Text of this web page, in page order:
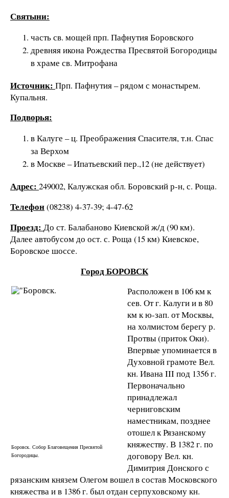
Святыни:
часть св. мощей прп. Пафнутия Боровского
древняя икона Рождества Пресвятой Богородицы
в храме св. Митрофана
Источник: Прп. Пафнутия – рядом с монастырем.
Купальня.
Подворья:
в Калуге – ц. Преображения Спасителя, т.н. Спас
за Верхом
в Москве – Ипатьевский пер.,12 (не действует)
Адрес: 249002, Калужская обл. Боровский р-н, с. Роща.
Телефон(08238) 4-37-39; 4-47-62
Проезд: До ст. Балабаново Киевской ж/д (90 км).
Далее автобусом до ост. с. Роща (15 км) Киевское,
Боровское шоссе.
Город БОРОВСК
Боровск. Собор Благовещения Пресвятой
Богородицы.
Расположен в 106 км к
сев. От г. Калуги и в 80
км к ю-зап. от Москвы,
на холмистом берегу р.
Протвы (приток Оки).
Впервые упоминается в
Духовной грамоте Вел.
кн. Ивана III под 1356 г.
Первоначально
принадлежал
черниговским
наместникам, позднее
отошел к Рязанскому
княжеству. В 1382 г. по
договору Вел. кн.
Димитрия Донского с
рязанским князем Олегом вошел в состав Московского
княжества и в 1386 г. был отдан серпуховскому кн.